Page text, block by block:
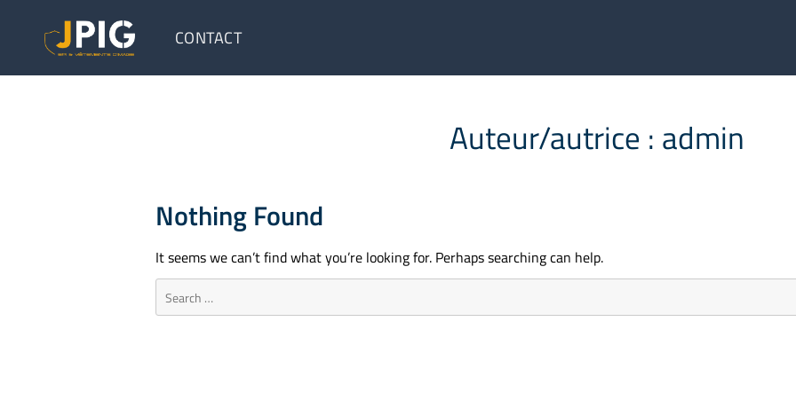
CONTACT
Auteur/autrice : admin
Nothing Found
It seems we can’t find what you’re looking for. Perhaps searching can help.